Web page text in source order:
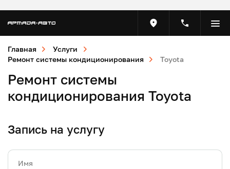
Главная
Услуги
Ремонт системы кондиционирования
Toyota
Ремонт системы
кондиционирования Toyota
Запись на услугу
Имя